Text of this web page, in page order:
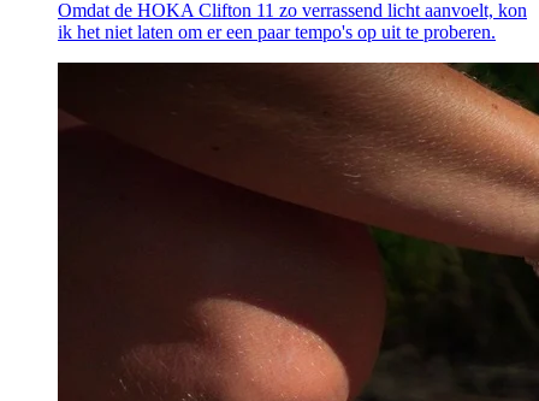
Omdat de HOKA Clifton 11 zo verrassend licht aanvoelt, kon
ik het niet laten om er een paar tempo's op uit te proberen.